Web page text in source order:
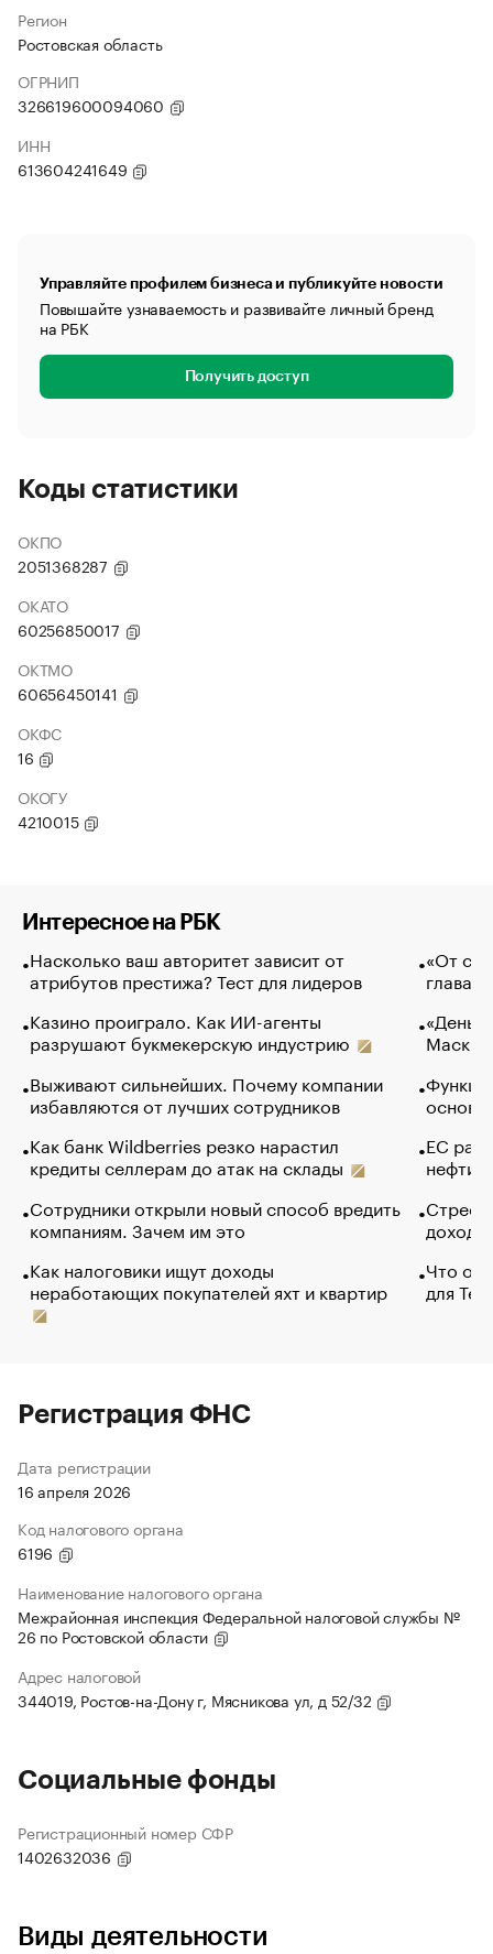
Регион
Ростовская область
ОГРНИП
326619600094060
ИНН
613604241649
Управляйте профилем бизнеса и публикуйте новости
Повышайте узнаваемость и развивайте личный бренд
на РБК
Получить доступ
Коды статистики
ОКПО
2051368287
ОКАТО
60256850017
ОКТМО
60656450141
ОКФС
16
ОКОГУ
4210015
Интересное на РБК
Насколько ваш авторитет зависит от
атрибутов престижа? Тест для лидеров
Казино проиграло. Как ИИ-агенты
разрушают букмекерскую индустрию
Выживают сильнейших. Почему компании
избавляются от лучших сотрудников
Как банк Wildberries резко нарастил
кредиты селлерам до атак на склады
Сотрудники открыли новый способ вредить
компаниям. Зачем им это
Как налоговики ищут доходы
неработающих покупателей яхт и квартир
«От
глава
Маск в
основ
ЕС
нефти
Что
для
Регистрация ФНС
Дата регистрации
16 апреля 2026
Код налогового органа
6196
Наименование налогового органа
Межрайонная инспекция Федеральной налоговой службы №
26 по Ростовской области
Адрес налоговой
344019, Ростов-на-Дону г, Мясникова ул, д 52/32
Социальные фонды
Регистрационный номер СФР
1402632036
Виды деятельности